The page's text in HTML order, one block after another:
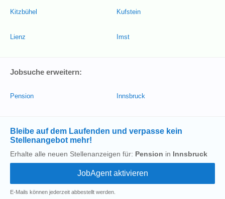
Kitzbühel
Lienz
Kufstein
Imst
Jobsuche erweitern:
Pension Innsbruck
Bleibe auf dem Laufenden und verpasse kein
Stellenangebot mehr!
Erhalte alle neuen Stellenanzeigen für: Pension in Innsbruck
E-Mails können jederzeit abbestellt werden.